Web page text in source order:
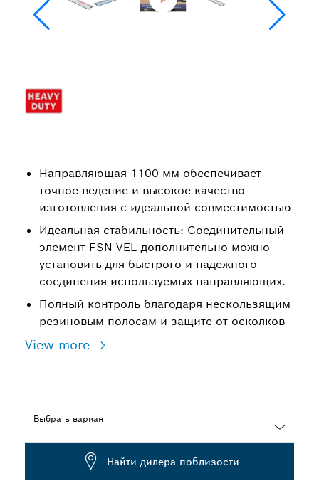
Направляющая 1100 мм обеспечивает
точное ведение и высокое качество
изготовления с идеальной совместимостью
Идеальная стабильность: Соединительный
элемент FSN VEL дополнительно можно
установить для быстрого и надежного
соединения используемых направляющих.
Полный контроль благодаря нескользящим
резиновым полосам и защите от осколков
View more
Выбрать вариант
Найти дилера поблизости